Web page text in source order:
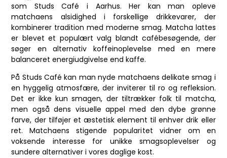
som Studs Café i Aarhus. Her kan man opleve
matchaens alsidighed i forskellige drikkevarer, der
kombinerer tradition med moderne smag. Matcha lattes
er blevet et populært valg blandt cafébesøgende, der
søger en alternativ koffeinoplevelse med en mere
balanceret energiudgivelse end kaffe.
På Studs Café kan man nyde matchaens delikate smag i
en hyggelig atmosfære, der inviterer til ro og refleksion.
Det er ikke kun smagen, der tiltrækker folk til matcha,
men også dens visuelle appel med den dybe grønne
farve, der tilføjer et æstetisk element til enhver drik eller
ret. Matchaens stigende popularitet vidner om en
voksende interesse for unikke smagsoplevelser og
sundere alternativer i vores daglige kost.